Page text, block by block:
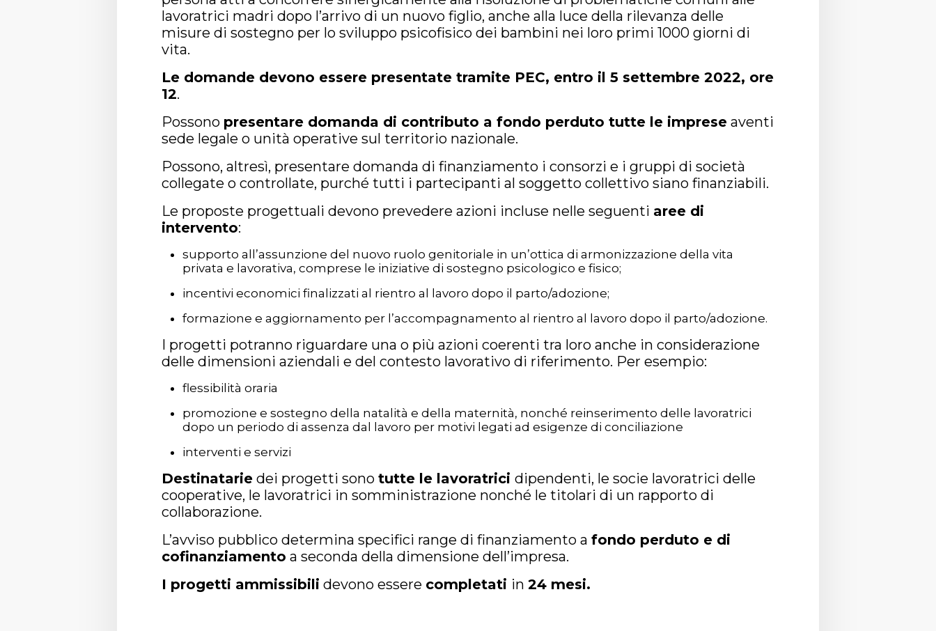
lavoratrici madri dopo l’arrivo di un nuovo figlio, anche alla luce della rilevanza delle
misure di sostegno per lo sviluppo psicofisico dei bambini nei loro primi 1000 giorni di
vita.
Le domande devono essere presentate tramite PEC, entro il 5 settembre 2022, ore
12.
Possono presentare domanda di contributo a fondo perduto tutte le imprese aventi
sede legale o unità operative sul territorio nazionale.
Possono, altresì, presentare domanda di finanziamento i consorzi e i gruppi di società
collegate o controllate, purché tutti i partecipanti al soggetto collettivo siano finanziabili.
Le proposte progettuali devono prevedere azioni incluse nelle seguenti aree di
intervento:
supporto all’assunzione del nuovo ruolo genitoriale in un’ottica di armonizzazione della vita
privata e lavorativa, comprese le iniziative di sostegno psicologico e fisico;
incentivi economici finalizzati al rientro al lavoro dopo il parto/adozione;
formazione e aggiornamento per l’accompagnamento al rientro al lavoro dopo il parto/adozione.
I progetti potranno riguardare una o più azioni coerenti tra loro anche in considerazione
delle dimensioni aziendali e del contesto lavorativo di riferimento. Per esempio:
flessibilità oraria
promozione e sostegno della natalità e della maternità, nonché reinserimento delle lavoratrici
dopo un periodo di assenza dal lavoro per motivi legati ad esigenze di conciliazione
interventi e servizi
Destinatarie dei progetti sono tutte le lavoratrici dipendenti, le socie lavoratrici delle
cooperative, le lavoratrici in somministrazione nonché le titolari di un rapporto di
collaborazione.
L’avviso pubblico determina specifici range di finanziamento a fondo perduto e di
cofinanziamento a seconda della dimensione dell’impresa.
I progetti ammissibili devono essere completati in 24 mesi.